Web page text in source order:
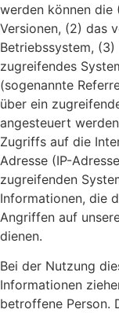
werden können die
Versionen, (2) das
Betriebssystem,
zugreifendes
(sogenannte
über ein
angesteuert
Zugriffs auf die
Adresse (IP-
zugreifenden
Informationen, die
Angriffen auf
dienen.
Bei der Nutzung
Informationen
betroffene Person.